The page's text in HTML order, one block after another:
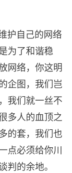
护自己的网络
为了和谐稳
网络，你这明
企图，我们岂
我们就一丝不
多人的血顶之
的套，我们也
点必须给你川
判的余地。